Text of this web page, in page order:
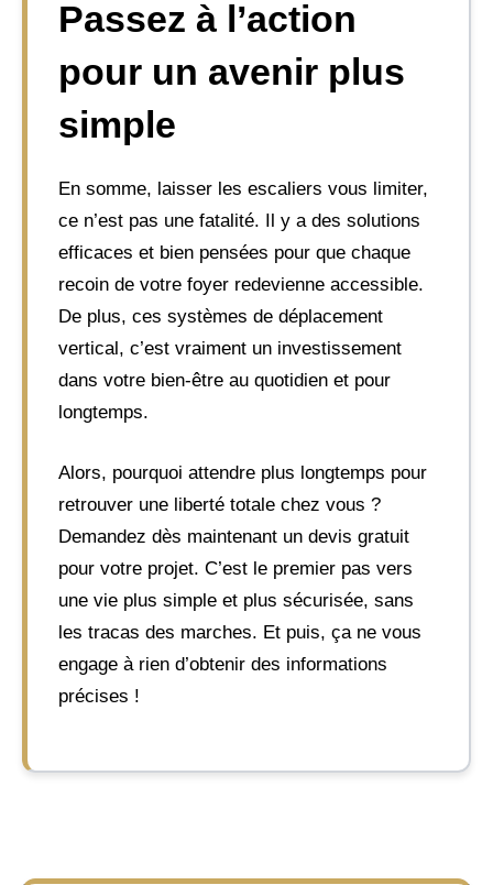
Passez à l’action
pour un avenir plus
simple
En somme, laisser les escaliers vous limiter,
ce n’est pas une fatalité. Il y a des solutions
efficaces et bien pensées pour que chaque
recoin de votre foyer redevienne accessible.
De plus, ces systèmes de déplacement
vertical, c’est vraiment un investissement
dans votre bien-être au quotidien et pour
longtemps.
Alors, pourquoi attendre plus longtemps pour
retrouver une liberté totale chez vous ?
Demandez dès maintenant un devis gratuit
pour votre projet. C’est le premier pas vers
une vie plus simple et plus sécurisée, sans
les tracas des marches. Et puis, ça ne vous
engage à rien d’obtenir des informations
précises !